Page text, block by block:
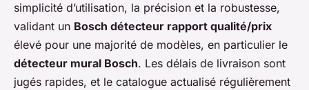
simplicité d’utilisation, la précision et la robustesse,
validant un Bosch détecteur rapport qualité/prix
élevé pour une majorité de modèles, en particulier le
détecteur mural Bosch. Les délais de livraison sont
jugés rapides, et le catalogue actualisé régulièrement